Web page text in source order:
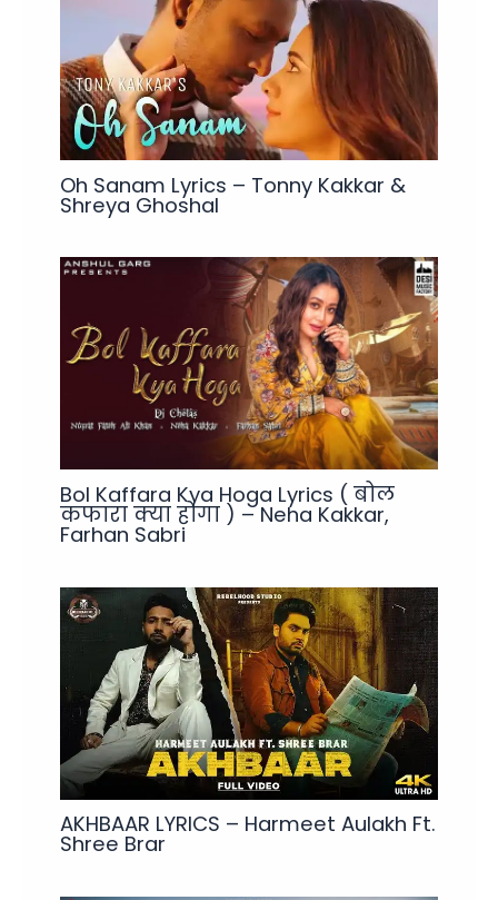
Oh Sanam Lyrics – Tonny Kakkar &
Shreya Ghoshal
Bol Kaffara Kya Hoga Lyrics ( बोल
कफारा क्या होगा ) – Neha Kakkar,
Farhan Sabri
AKHBAAR LYRICS – Harmeet Aulakh Ft.
Shree Brar